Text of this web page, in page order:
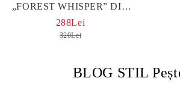
„FOREST WHISPER” DIN
PIELE INTOARSA VERDE
288Lei
320Lei
BLOG STIL